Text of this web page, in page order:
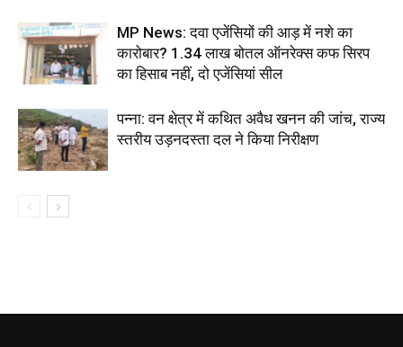
MP News: दवा एजेंसियों की आड़ में नशे का
कारोबार? 1.34 लाख बोतल ऑनरेक्स कफ सिरप
का हिसाब नहीं, दो एजेंसियां सील
पन्ना: वन क्षेत्र में कथित अवैध खनन की जांच, राज्य
स्तरीय उड़नदस्ता दल ने किया निरीक्षण